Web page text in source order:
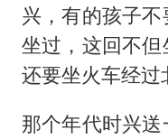
兴，有的孩子
坐过，这回不但
还要坐火车经过
那个年代时兴送